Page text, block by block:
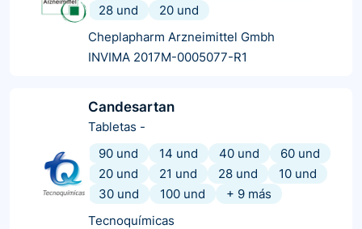
28 und
20 und
Cheplapharm Arzneimittel Gmbh
INVIMA 2017M-0005077-R1
Candesartan
Tabletas -
90 und
14 und 40 und
60 und
20 und
21 und 28 und
10 und
30 und
100 und + 9 más
Tecnoquímicas